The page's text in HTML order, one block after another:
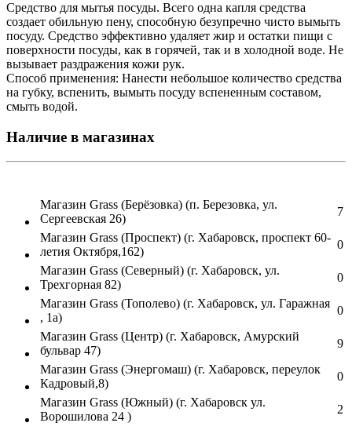
Средство для мытья посуды. Всего одна капля средства
создает обильную пену, способную безупречно чисто вымыть
посуду. Средство эффективно удаляет жир и остатки пищи с
поверхности посуды, как в горячей, так и в холодной воде. Не
вызывает раздражения кожи рук.
Способ применения: Нанести небольшое количество средства
на губку, вспенить, вымыть посуду вспененным составом,
смыть водой.
Наличие в магазинах
Магазин Grass (Берёзовка) (п. Березовка, ул.
Сергеевская 26)
7
Магазин Grass (Проспект) (г. Хабаровск, проспект 60-
летия Октября,162)
0
Магазин Grass (Северный) (г. Хабаровск, ул.
Трехгорная 82)
0
Магазин Grass (Тополево) (г. Хабаровск, ул. Гаражная
, 1а)
0
Магазин Grass (Центр) (г. Хабаровск, Амурский
бульвар 47)
9
Магазин Grass (Энергомаш) (г. Хабаровск, переулок
Кадровый,8)
0
Магазин Grass (Южный) (г. Хабаровск ул.
Ворошилова 24 )
2